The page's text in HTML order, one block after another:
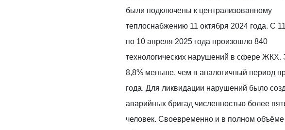
были подключены к централизованному
теплоснабжению 11 октября 2024 года. С
по 10 апреля 2025 года произошло 840
технологических нарушений в сфере ЖКХ.
8,8% меньше, чем в аналогичный период
года. Для ликвидации нарушений было
аварийных бригад численностью более
человек. Своевременно и в полном